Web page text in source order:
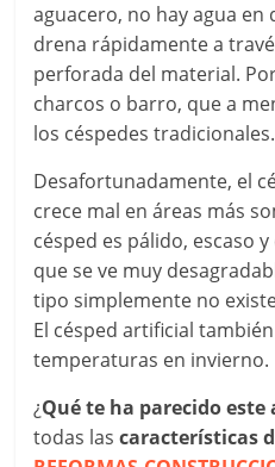
aguacero, no hay agua
drena rápidamente a
perforada del material.
charcos o barro, que a
los céspedes tradicionales.
Desafortunadamente, el
crece mal en áreas más
césped es pálido, escaso
que se ve muy
tipo simplemente no
El césped artificial
temperaturas en invierno.
¿Qué te ha parecido
todas lascaracterísticas